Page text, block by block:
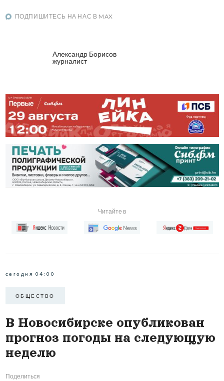
ПОДПИШИТЕСЬ НА НАС В MAX
Александр Борисов
журналист
Читайте в
сегодня 04:00
ОБЩЕСТВО
В Новосибирске опубликован
прогноз погоды на следующую
неделю
Поделиться